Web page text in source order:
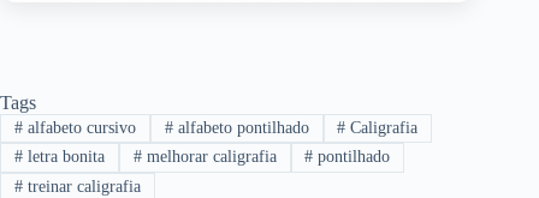
Tags
#alfabeto cursivo #alfabeto pontilhado # Caligrafia
#letra bonita #melhorar caligrafia # pontilhado
#treinar caligrafia